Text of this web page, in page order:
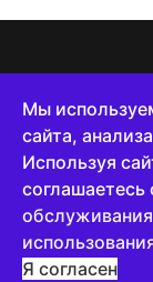
8 (800) 222-
Пн -Пт с 8 до
© 2015-2026
оборудования"
Мы
сайта,
Используя
Я согласен